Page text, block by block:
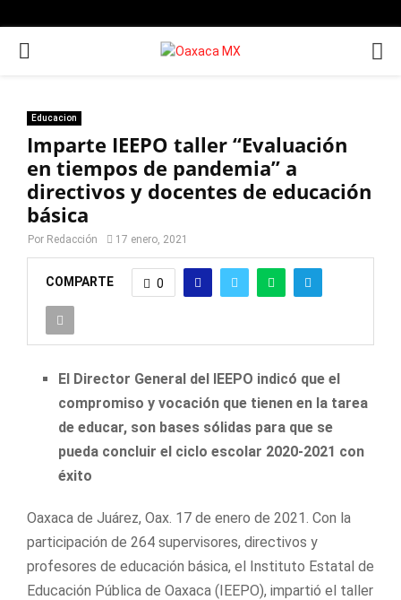
PRIMARY
Educacion
Imparte IEEPO taller “Evaluación
en tiempos de pandemia” a
directivos y docentes de educación
básica
Por Redacción 17 enero, 2021
COMPARTE 0
El Director General del IEEPO indicó que el
compromiso y vocación que tienen en la tarea
de educar, son bases sólidas para que se
pueda concluir el ciclo escolar 2020-2021 con
éxito
Oaxaca de Juárez, Oax. 17 de enero de 2021. Con la
participación de 264 supervisores, directivos y
profesores de educación básica, el Instituto Estatal de
Educación Pública de Oaxaca (IEEPO), impartió el taller